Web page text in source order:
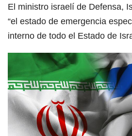
El ministro israelí de Defensa,
“el estado de emergencia
interno de todo el Estado de